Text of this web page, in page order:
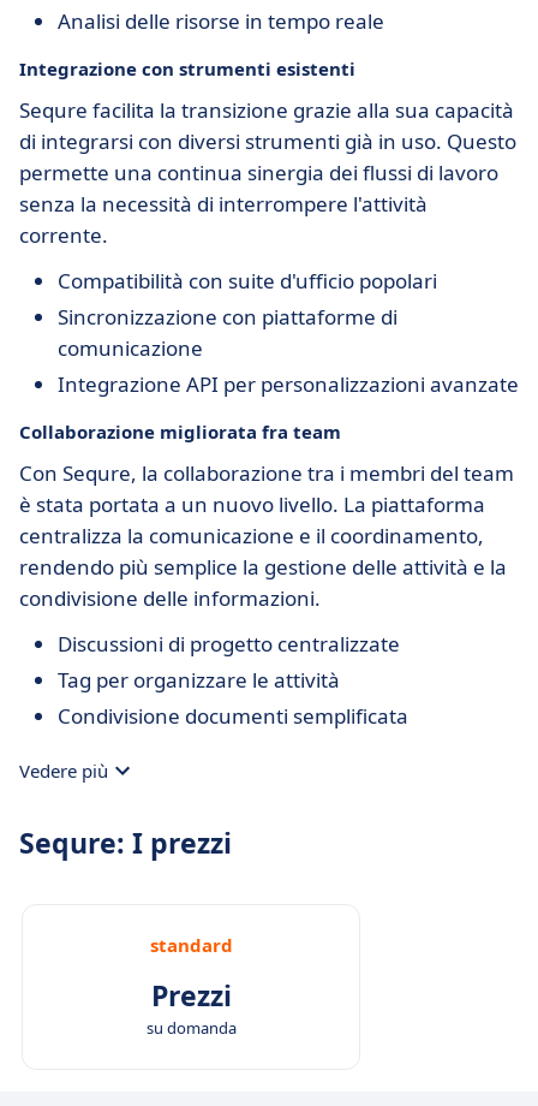
Analisi delle risorse in tempo reale
Integrazione con strumenti esistenti
Sequre facilita la transizione grazie alla sua capacità
di integrarsi con diversi strumenti già in uso. Questo
permette una continua sinergia dei flussi di lavoro
senza la necessità di interrompere l'attività
corrente.
Compatibilità con suite d'ufficio popolari
Sincronizzazione con piattaforme di
comunicazione
Integrazione API per personalizzazioni avanzate
Collaborazione migliorata fra team
Con Sequre, la collaborazione tra i membri del team
è stata portata a un nuovo livello. La piattaforma
centralizza la comunicazione e il coordinamento,
rendendo più semplice la gestione delle attività e la
condivisione delle informazioni.
Discussioni di progetto centralizzate
Tag per organizzare le attività
Condivisione documenti semplificata
Vedere più
Sequre: I prezzi
standard
Prezzi
su domanda